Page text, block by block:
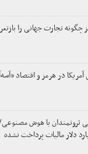
چگونه تجارت جهانی را
آمریکا در هرمز و اقتصاد
ثروتمندان با هوش
دلار مالیات پرداخت نشده